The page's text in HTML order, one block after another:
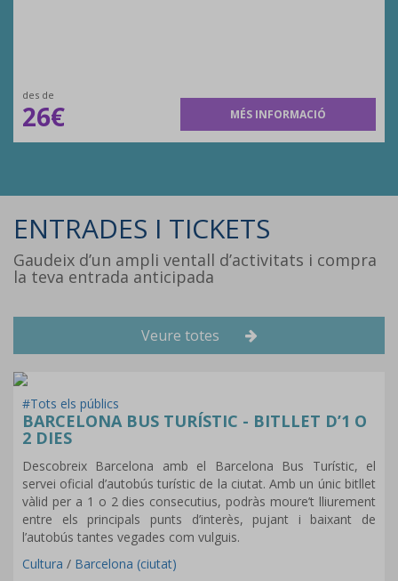
des de
26€ MÉS INFORMACIÓ
ENTRADES I TICKETS
Gaudeix d’un ampli ventall d’activitats i compra
la teva entrada anticipada
Veure totes
#Tots els públics
BARCELONA BUS TURÍSTIC - BITLLET D’1 O
2 DIES
Descobreix Barcelona amb el Barcelona Bus Turístic, el
servei oficial d’autobús turístic de la ciutat. Amb un únic bitllet
vàlid per a 1 o 2 dies consecutius, podràs moure’t lliurement
entre els principals punts d’interès, pujant i baixant de
l’autobús tantes vegades com vulguis.
Cultura / Barcelona (ciutat)